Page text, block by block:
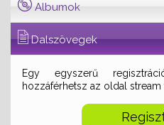
Albumok
Dalszövegek
Egy egyszerű
hozzáférhetsz az oldal stream